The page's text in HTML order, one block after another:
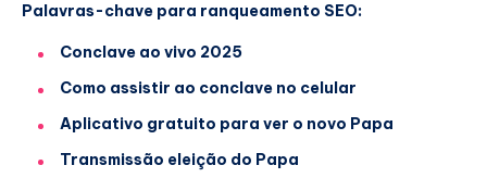
Palavras-chave para ranqueamento SEO:
Conclave ao vivo 2025
Como assistir ao conclave no celular
Aplicativo gratuito para ver o novo Papa
Transmissão eleição do Papa